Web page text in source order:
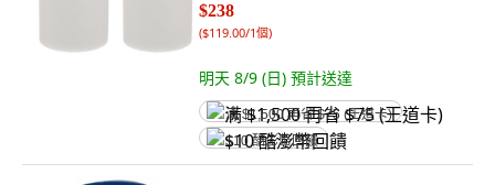
$238
($119.00/1個)
明天 8/9 (日) 預計送達
满 $1,500 再省 $75 (王道卡)
$10 酷澎幣回饋